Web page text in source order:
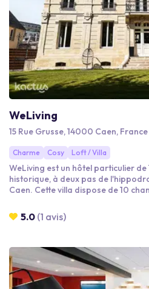
WeLiving
15 Rue Grusse, 14000 Caen, France
Charme Cosy Loft / Villa
WeLiving est un hôtel particulier de
historique, à deux pas de
Caen. Cette villa dispose de 10
manger, salon, salle de réunion,
Entièrement rénovée, cette
journée (réunion, séminaire).
5.0 (1 avis)